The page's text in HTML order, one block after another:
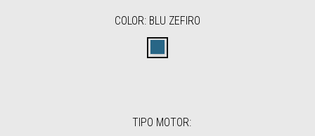
COLOR: BLU ZEFIRO
TIPO MOTOR: